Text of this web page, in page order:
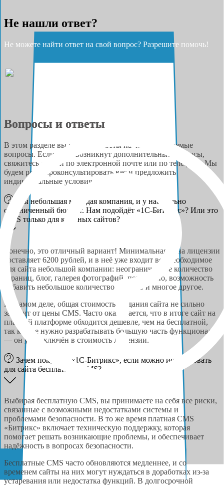
Не нашли ответ?
Не можете найти ответ на свой вопрос? Разрешите помочь!
Вопросы и ответы
В этом разделе вы найдёте ответы на часто задаваемые
вопросы. Если у вас возникнут дополнительные вопросы,
свяжитесь с нами по электронной почте или по телефону. Мы
будем рады проконсультировать вас и предложить
индивидуальные условия сотрудничества.
Мы небольшая молодая компания, и у нас сильно
ограниченный бюджет. Нам подойдёт «1С-Битрикс»? Или это
CMS только для крупных сайтов?
Конечно, это отличный вариант! Минимальная цена лицензии
составляет 6200 рублей, и в неё уже входит всё необходимое
для сайта небольшой компании: неограниченное количество
страниц, блог, галерея фотографий, портфолио, возможность
добавить небольшое количество товаров и многое другое.
На самом деле, общая стоимость создания сайта не сильно
зависит от цены CMS. Часто оказывается, что в итоге сайт на
платной платформе обходится дешевле, чем на бесплатной,
так как не нужно разрабатывать большую часть функционала
— он уже включён в стоимость лицензии.
Зачем покупать «1С-Битрикс», если можно использовать
для сайта бесплатную CMS?
Выбирая бесплатную CMS, вы принимаете на себя все риски,
связанные с возможными недостатками системы и
проблемами безопасности. В то же время платная CMS
«Битрикс» включает техническую поддержку, которая
помогает решать возникающие проблемы, и обеспечивает
надёжность в вопросах безопасности.
Бесплатные CMS часто обновляются медленнее, и со
временем сайты на них могут нуждаться в доработках из-за
устаревания или недостатка функций. В долгосрочной